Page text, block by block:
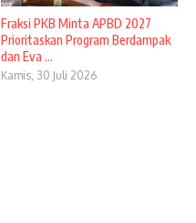
Fraksi PKB Minta APBD 2027
Prioritaskan Program Berdampak
dan Eva ...
Kamis, 30 Juli 2026